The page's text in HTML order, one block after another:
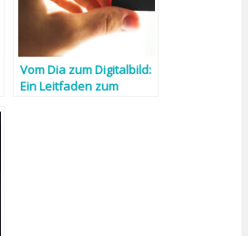
Vom Dia zum Digitalbild:
Ein Leitfaden zum